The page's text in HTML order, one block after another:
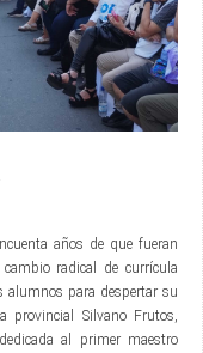
años de que fueran
radical de currícula
alumnos para despertar su
provincial Silvano Frutos,
al primer maestro